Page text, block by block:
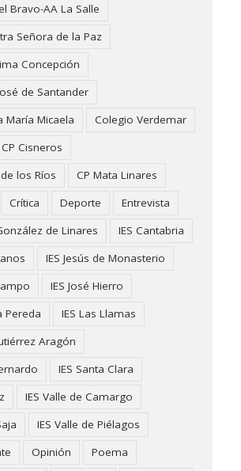
Bravo-AA La Salle
Señora de la Paz
Concepción
de Santander
María Micaela
Colegio Verdemar
CP Cisneros
los Ríos
CP Mata Linares
Crítica Deporte
Entrevista
de Linares
IES Cantabria
IES Jesús de Monasterio
IES José Hierro
Pereda
IES Las Llamas
Aragón
IES Santa Clara
IES Valle de Camargo
IES Valle de Piélagos
Opinión
Poema